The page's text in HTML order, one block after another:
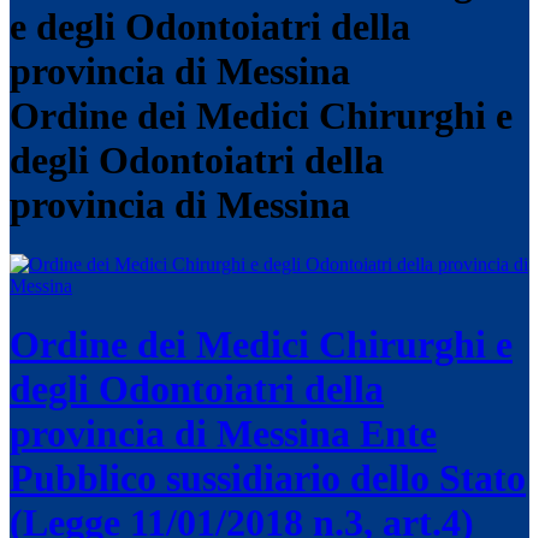
Ordine dei Medici Chirurghi e
degli Odontoiatri della
provincia di Messina
Ordine dei Medici Chirurghi e
degli Odontoiatri della
provincia di Messina Ente
Pubblico sussidiario dello Stato
(Legge 11/01/2018 n.3, art.4)